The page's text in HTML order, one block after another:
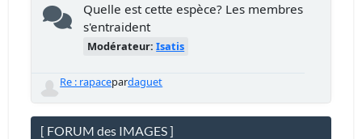
Quelle est cette espèce? Les membres
s'entraident
Modérateur:Isatis
Re : rapacepardaguet
[ FORUM des IMAGES ]